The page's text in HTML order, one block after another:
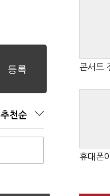
추천순
콘서트
휴대폰